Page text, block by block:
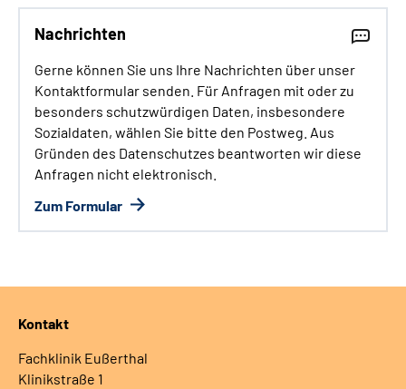
Nachrichten
Gerne können Sie uns Ihre Nachrichten über unser
Kontaktformular senden. Für Anfragen mit oder zu
besonders schutzwürdigen Daten, insbesondere
Sozialdaten, wählen Sie bitte den Postweg. Aus
Gründen des Datenschutzes beantworten wir diese
Anfragen nicht elektronisch.
Zum Formular
Kontakt
Fachklinik Eußerthal
Klinikstraße 1